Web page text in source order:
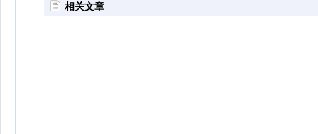
相关文章